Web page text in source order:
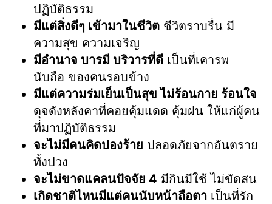
ปฏิบัติธรรม
มีแต่สิ่งดีๆ เข้ามาในชีวิต ชีวิตราบรื่น มี
ความสุข ความเจริญ
มีอำนาจ บารมี บริวารที่ดี เป็นที่เคารพ
นับถือ ของคนรอบข้าง
มีแต่ความร่มเย็นเป็นสุข ไม่ร้อนกาย ร้อนใจ
ดุจดังหลังคาที่คอยคุ้มแดด คุ้มฝน ให้แก่ผู้คน
ที่มาปฏิบัติธรรม
จะไม่มีคนคิดปองร้าย ปลอดภัยจากอันตราย
ทั้งปวง
จะไม่ขาดแคลนปัจจัย 4 มีกินมีใช้ ไม่ขัดสน
เกิดชาติไหนมีแต่คนนับหน้าถือตา เป็นที่รัก